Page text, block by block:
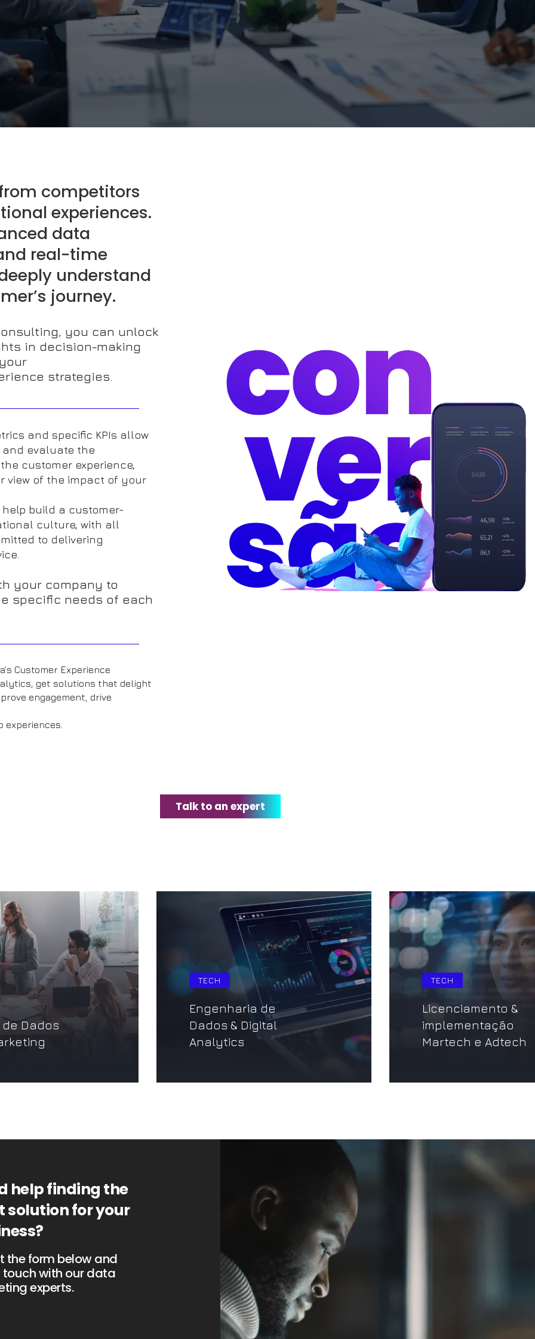
competitors
experiences.
data
real-time
understand
journey.
you can unlock
in decision-making
strategies.
and specific KPIs allow
evaluate the
customer experience,
view of the impact of your
build a customer-
culture, with all
to delivering
your company to
specific needs of each
Customer Experience
get solutions that delight
engagement, drive
Talk to an expert
de
Digital
TECH
Licenciamento &
implementação
Martech e Adtech
Saiba mais
Consultoria de
SEO e Conteúdo
Saiba mais
help finding the
solution for your
the form below and
touch with our data
experts.